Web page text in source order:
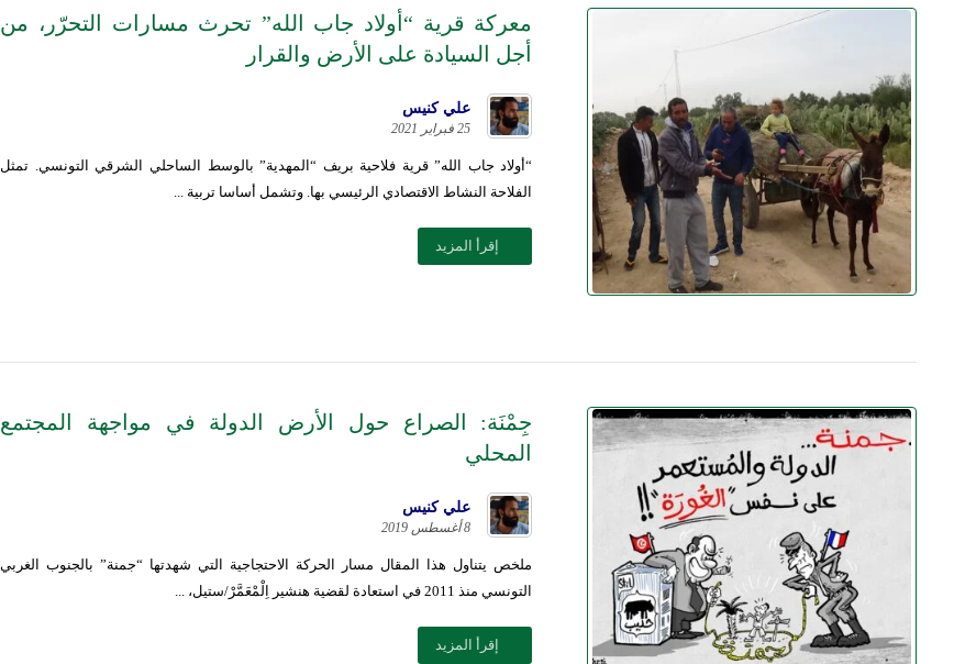
معركة قرية “أولاد جاب الله” تحرث مسارات التحرّر، من
أجل السيادة على الأرض والقرار
علي كنيس
25 فبراير 2021
“أولاد جاب الله” قرية فلاحية بريف “المهدية” بالوسط الساحلي الشرقي التونسي. تمثل
الفلاحة النشاط الاقتصادي الرئيسي بها. وتشمل أساسا تربية ...
إقرأ المزيد
جِمْنَة: الصراع حول الأرض الدولة في مواجهة المجتمع
المحلي
علي كنيس
8 أغسطس 2019
ملخص يتناول هذا المقال مسار الحركة الاحتجاجية التي شهدتها “جمنة” بالجنوب الغربي
التونسي منذ 2011 في استعادة لقضية هنشير اِلْمْعَمَّرْ/ستيل، ...
إقرأ المزيد